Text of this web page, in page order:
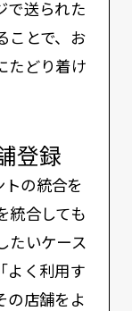
で送られた
ことで、お
たどり着け
登録
の統合を
統合しても
たいケース
よく利用す
の店舗をよ